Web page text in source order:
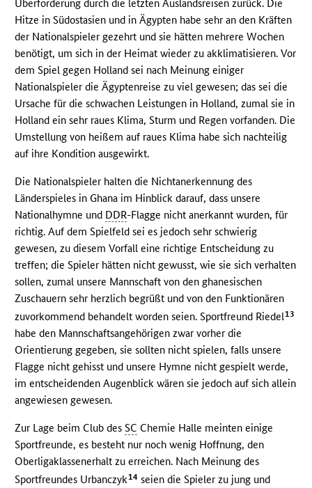
Überforderung durch die letzten Auslandsreisen zurück. Die
Hitze in Südostasien und in Ägypten habe sehr an den Kräften
der Nationalspieler gezehrt und sie hätten mehrere Wochen
benötigt, um sich in der Heimat wieder zu akklimatisieren. Vor
dem Spiel gegen Holland sei nach Meinung einiger
Nationalspieler die Ägyptenreise zu viel gewesen; das sei die
Ursache für die schwachen Leistungen in Holland, zumal sie in
Holland ein sehr raues Klima, Sturm und Regen vorfanden. Die
Umstellung von heißem auf raues Klima habe sich nachteilig
auf ihre Kondition ausgewirkt.
Die Nationalspieler halten die Nichtanerkennung des
Länderspieles in Ghana im Hinblick darauf, dass unsere
Nationalhymne und DDR-Flagge nicht anerkannt wurden, für
richtig. Auf dem Spielfeld sei es jedoch sehr schwierig
gewesen, zu diesem Vorfall eine richtige Entscheidung zu
treffen; die Spieler hätten nicht gewusst, wie sie sich verhalten
sollen, zumal unsere Mannschaft von den ghanesischen
Zuschauern sehr herzlich begrüßt und von den Funktionären
zuvorkommend behandelt worden seien. Sportfreund Riedel13
habe den Mannschaftsangehörigen zwar vorher die
Orientierung gegeben, sie sollten nicht spielen, falls unsere
Flagge nicht gehisst und unsere Hymne nicht gespielt werde,
im entscheidenden Augenblick wären sie jedoch auf sich allein
angewiesen gewesen.
Zur Lage beim Club desSC Chemie Halle meinten einige
Sportfreunde, es besteht nur noch wenig Hoffnung, den
Oberligaklassenerhalt zu erreichen. Nach Meinung des
Sportfreundes Urbanczyk14 seien die Spieler zu jung und